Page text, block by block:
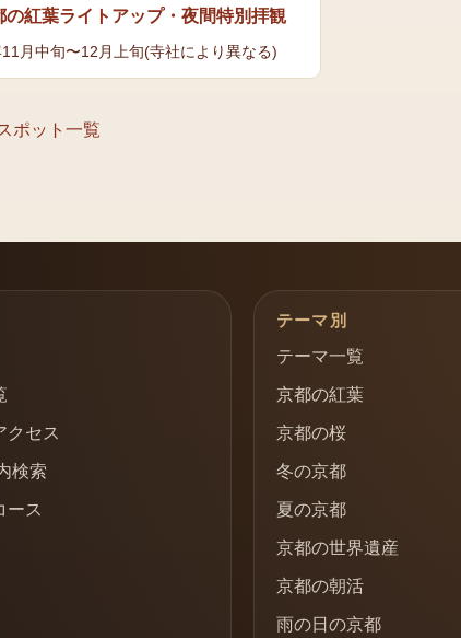
の紅葉ライトアップ・夜間特別拝観
月中旬〜12月上旬(寺社により異なる)
ポット一覧
クセス
検索
ース
テーマ別
テーマ一覧
京都の紅葉
京都の桜
冬の京都
夏の京都
京都の世界遺産
京都の朝活
雨の日の京都